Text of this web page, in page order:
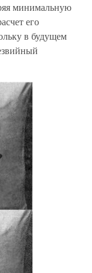
минимальную
его
в будущем